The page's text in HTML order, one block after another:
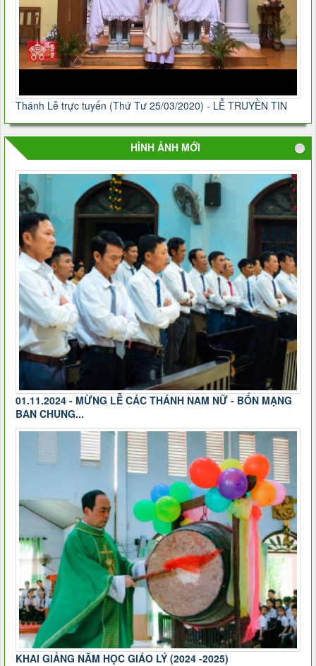
Thánh Lễ trực tuyến (Thứ Tư 25/03/2020) - LỄ TRUYỀN TIN
HÌNH ẢNH MỚI
01.11.2024 - MỪNG LỄ CÁC THÁNH NAM NỮ - BỔN MẠNG
BAN CHUNG...
KHAI GIẢNG NĂM HỌC GIÁO LÝ (2024 -2025)